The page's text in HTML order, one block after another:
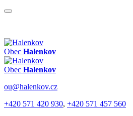
Obec Halenkov
Obec Halenkov
ou@halenkov.cz
+420 571 420 930, +420 571 457 560